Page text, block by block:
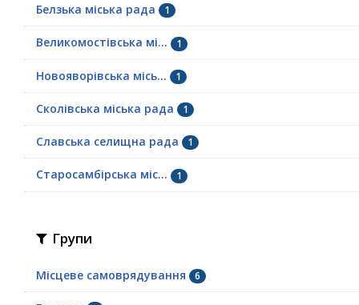
Белзька міська рада 1
Великомостівська мі... 1
Новояворівська місь... 1
Сколівська міська рада 1
Славська селищна рада 1
Старосамбірська міс... 1
Групи
Місцеве самоврядування 6